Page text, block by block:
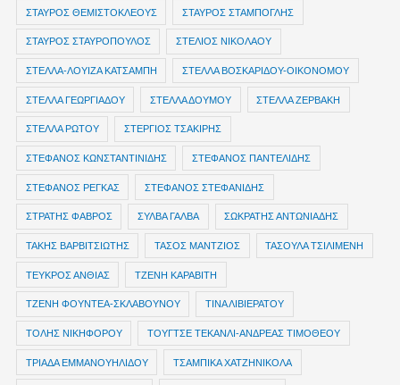
ΣΤΑΥΡΟΣ ΘΕΜΙΣΤΟΚΛΕΟΥΣ ΣΤΑΥΡΟΣ ΣΤΑΜΠΟΓΛΗΣ
ΣΤΑΥΡΟΣ ΣΤΑΥΡΟΠΟΥΛΟΣ ΣΤΕΛΙΟΣ ΝΙΚΟΛΑΟΥ
ΣΤΕΛΛΑ-ΛΟΥΙΖΑ ΚΑΤΣΑΜΠΗ ΣΤΕΛΛΑ ΒΟΣΚΑΡΙΔΟΥ-ΟΙΚΟΝΟΜΟΥ
ΣΤΕΛΛΑ ΓΕΩΡΓΙΑΔΟΥ ΣΤΕΛΛΑ ΔΟΥΜΟΥ ΣΤΕΛΛΑ ΖΕΡΒΑΚΗ
ΣΤΕΛΛΑ ΡΩΤΟΥ ΣΤΕΡΓΙΟΣ ΤΣΑΚΙΡΗΣ
ΣΤΕΦΑΝΟΣ ΚΩΝΣΤΑΝΤΙΝΙΔΗΣ ΣΤΕΦΑΝΟΣ ΠΑΝΤΕΛΙΔΗΣ
ΣΤΕΦΑΝΟΣ ΡΕΓΚΑΣ ΣΤΕΦΑΝΟΣ ΣΤΕΦΑΝΙΔΗΣ
ΣΤΡΑΤΗΣ ΦΑΒΡΟΣ ΣΥΛΒΑ ΓΑΛΒΑ ΣΩΚΡΑΤΗΣ ΑΝΤΩΝΙΑΔΗΣ
ΤΑΚΗΣ ΒΑΡΒΙΤΣΙΩΤΗΣ ΤΑΣΟΣ ΜΑΝΤΖΙΟΣ ΤΑΣΟΥΛΑ ΤΣΙΛΙΜΕΝΗ
ΤΕΥΚΡΟΣ ΑΝΘΙΑΣ ΤΖΕΝΗ ΚΑΡΑΒΙΤΗ
ΤΖΕΝΗ ΦΟΥΝΤΕΑ-ΣΚΛΑΒΟΥΝΟΥ ΤΙΝΑ ΛΙΒΙΕΡΑΤΟΥ
ΤΟΛΗΣ ΝΙΚΗΦΟΡΟΥ ΤΟΥΓΤΣΕ ΤΕΚΑΝΛΙ-ΑΝΔΡΕΑΣ ΤΙΜΟΘΕΟΥ
ΤΡΙΑΔΑ ΕΜΜΑΝΟΥΗΛΙΔΟΥ ΤΣΑΜΠΙΚΑ ΧΑΤΖΗΝΙΚΟΛΑ